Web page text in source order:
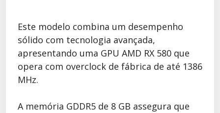
Este modelo combina um desempenho
sólido com tecnologia avançada,
apresentando uma GPU AMD RX 580 que
opera com overclock de fábrica de até 1386
MHz.
A memória GDDR5 de 8 GB assegura que